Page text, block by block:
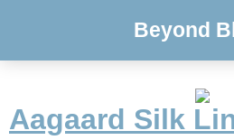
Beyond
Aagaard Silk